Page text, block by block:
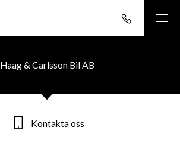
Haag & Carlsson Bil AB
Kontakta oss